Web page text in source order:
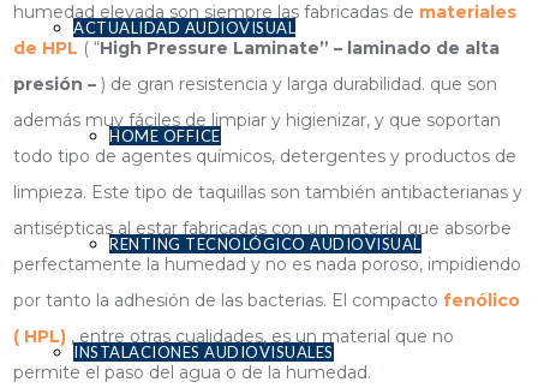
ACTUALIDAD AUDIOVISUAL
HOME OFFICE
RENTING TECNOLÓGICO AUDIOVISUAL
INSTALACIONES AUDIOVISUALES
humedad elevada son siempre las fabricadas de materiales
de HPL ( “High Pressure Laminate” – laminado de alta
presión – ) de gran resistencia y larga durabilidad. que son
además muy fáciles de limpiar y higienizar, y que soportan
todo tipo de agentes químicos, detergentes y productos de
limpieza. Este tipo de taquillas son también antibacterianas y
antisépticas al estar fabricadas con un material que absorbe
perfectamente la humedad y no es nada poroso, impidiendo
por tanto la adhesión de las bacterias. El compactofenólico
( HPL) , entre otras cualidades, es un material que no
permite el paso del agua o de la humedad.